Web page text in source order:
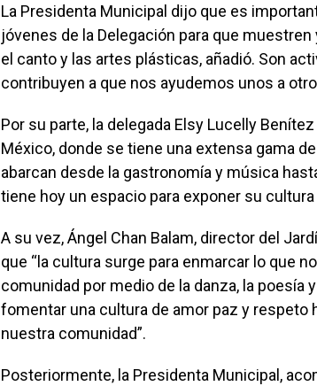
La Presidenta Municipal dijo que es
jóvenes de la Delegación para que
el canto y las artes plásticas, añadió. Son
contribuyen a que nos ayudemos unos a
Por su parte, la delegada Elsy Lucelly
México, donde se tiene una extensa gama
abarcan desde la gastronomía y música
tiene hoy un espacio para exponer su
A su vez, Ángel Chan Balam, director del
que “la cultura surge para enmarcar lo que
comunidad por medio de la danza, la poesía
fomentar una cultura de amor paz y
nuestra comunidad”.
Posteriormente, la Presidenta Municipal,